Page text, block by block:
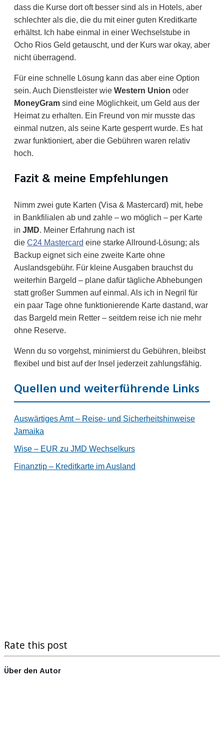
dass die Kurse dort oft besser sind als in Hotels, aber
schlechter als die, die du mit einer guten Kreditkarte
erhältst. Ich habe einmal in einer Wechselstube in
Ocho Rios Geld getauscht, und der Kurs war okay, aber
nicht überragend.
Für eine schnelle Lösung kann das aber eine Option
sein. Auch Dienstleister wie Western Union oder
MoneyGram sind eine Möglichkeit, um Geld aus der
Heimat zu erhalten. Ein Freund von mir musste das
einmal nutzen, als seine Karte gesperrt wurde. Es hat
zwar funktioniert, aber die Gebühren waren relativ
hoch.
Fazit & meine Empfehlungen
Nimm zwei gute Karten (Visa & Mastercard) mit, hebe
in Bankfilialen ab und zahle – wo möglich – per Karte
in JMD. Meiner Erfahrung nach ist
die C24 Mastercard eine starke Allround-Lösung; als
Backup eignet sich eine zweite Karte ohne
Auslandsgebühr. Für kleine Ausgaben brauchst du
weiterhin Bargeld – plane dafür tägliche Abhebungen
statt großer Summen auf einmal. Als ich in Negril für
ein paar Tage ohne funktionierende Karte dastand, war
das Bargeld mein Retter – seitdem reise ich nie mehr
ohne Reserve.
Wenn du so vorgehst, minimierst du Gebühren, bleibst
flexibel und bist auf der Insel jederzeit zahlungsfähig.
Quellen und weiterführende Links
Auswärtiges Amt – Reise- und Sicherheitshinweise
Jamaika
Wise – EUR zu JMD Wechselkurs
Finanztip – Kreditkarte im Ausland
Rate this post
Über den Autor